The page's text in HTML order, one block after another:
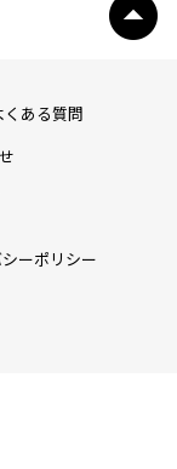
くある質問
ーポリシー